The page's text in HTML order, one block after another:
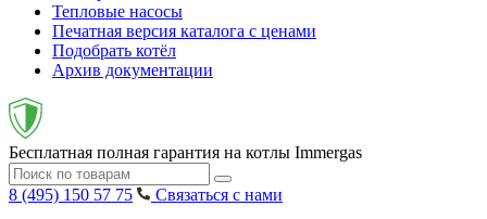
Тепловые насосы
Печатная версия каталога с ценами
Подобрать котёл
Архив документации
Бесплатная полная гарантия на котлы Immergas
8 (495) 150 57 75
Связаться с нами